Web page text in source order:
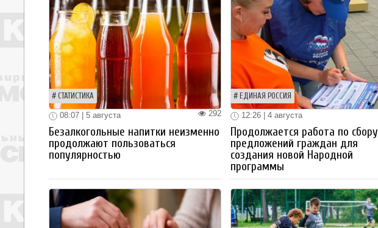
СТАТИСТИКА
292
08:07 | 5 августа
Безалкогольные напитки неизменно
продолжают пользоваться
популярностью
ЕДИНАЯ РОССИЯ
12:26 | 4 августа
Продолжается работа по сбору
предложений граждан для
создания новой Народной
программы